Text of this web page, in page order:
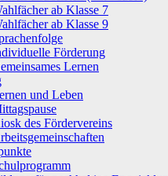
ab Klasse 7
ab Klasse 9
Förderung
Lernen
und Leben
des Fördervereins